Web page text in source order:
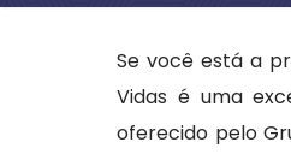
Se você está a
Vidas é uma
oferecido pelo